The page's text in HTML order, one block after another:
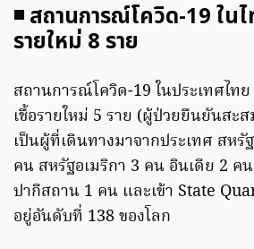
◾ สถานการณ์โควิด-19 ใ
รายใหม่ 8 ราย
สถานการณ์โควิด-19 ในประเทศไ
เชื้อรายใหม่ 5 ราย (ผู้ป่วยยืนยันสะ
เป็นผู้ที่เดินทางมาจากประเทศ สหรั
คน สหรัฐอเมริกา 3 คน อินเดีย 2 ค
ปากีสถาน 1 คน และเข้า State
อยู่อันดับที่ 138 ของโลก